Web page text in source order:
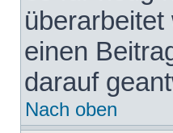
einen
darauf
Nach oben